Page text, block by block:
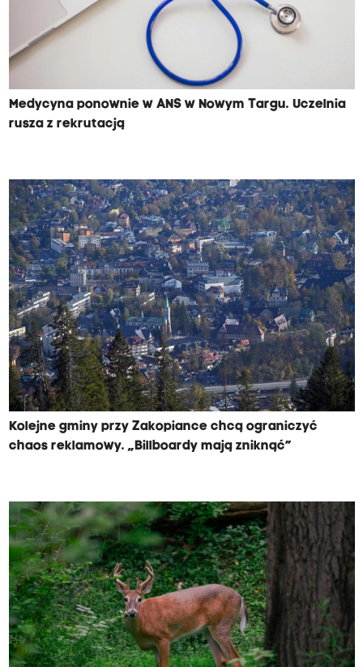
Medycyna ponownie w ANS w Nowym Targu. Uczelnia
rusza z rekrutacją
Kolejne gminy przy Zakopiance chcą ograniczyć
chaos reklamowy. „Billboardy mają zniknąć”